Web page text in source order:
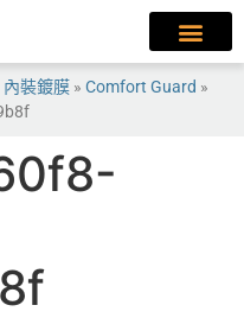
內裝鍍膜 » Comfort Guard »